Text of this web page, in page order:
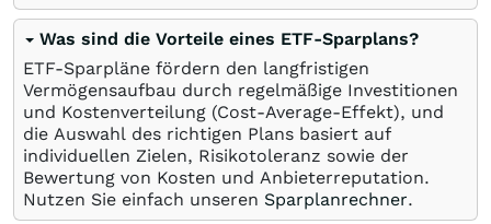
Was sind die Vorteile eines ETF-Sparplans?
ETF-Sparpläne fördern den langfristigen
Vermögensaufbau durch regelmäßige Investitionen
und Kostenverteilung (Cost-Average-Effekt), und
die Auswahl des richtigen Plans basiert auf
individuellen Zielen, Risikotoleranz sowie der
Bewertung von Kosten und Anbieterreputation.
Nutzen Sie einfach unseren Sparplanrechner.